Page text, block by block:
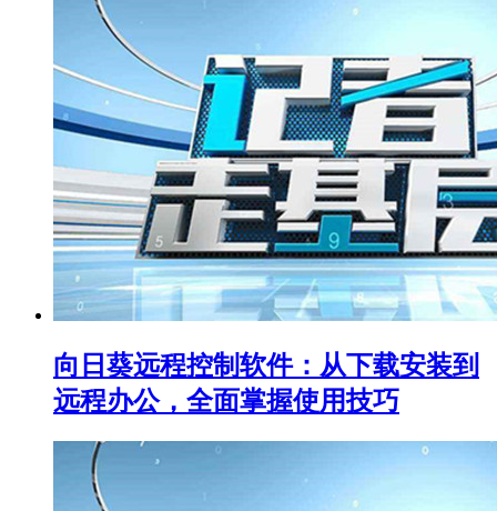
向日葵远程控制软件：从下载安装到
远程办公，全面掌握使用技巧